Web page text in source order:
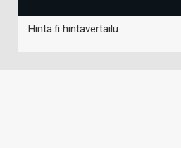
Hinta.fi hintavertailu